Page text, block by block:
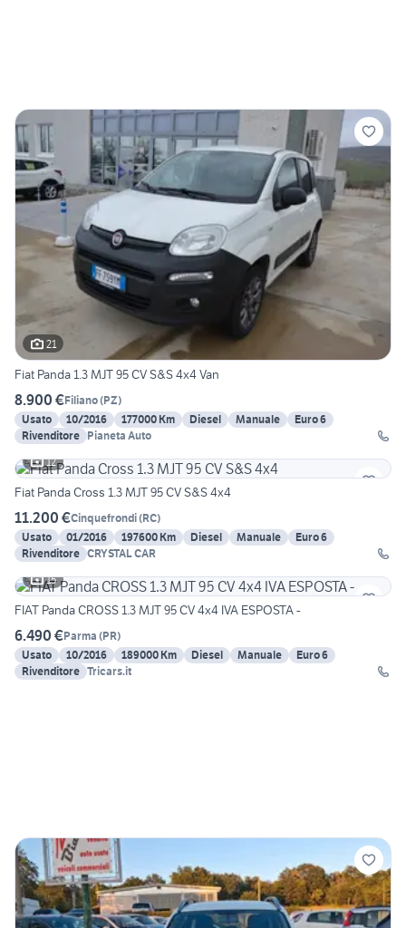
21
Fiat Panda 1.3 MJT 95 CV S&S 4x4 Van
8.900 €Filiano(PZ)
Usato
10/2016 177000 Km Diesel Manuale
Euro 6
Rivenditore Pianeta Auto
12
Fiat Panda Cross 1.3 MJT 95 CV S&S 4x4
11.200 €Cinquefrondi(RC)
Usato
01/2016 197600 Km Diesel Manuale
Euro 6
Rivenditore CRYSTAL CAR
15
FIAT Panda CROSS 1.3 MJT 95 CV 4x4 IVA ESPOSTA -
6.490 €Parma (PR)
Usato
10/2016 189000 Km Diesel Manuale
Euro 6
Rivenditore Tricars.it